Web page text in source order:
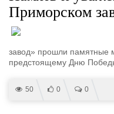
Приморском
завод» прошли памятные
предстоящему Дню
50 0 0